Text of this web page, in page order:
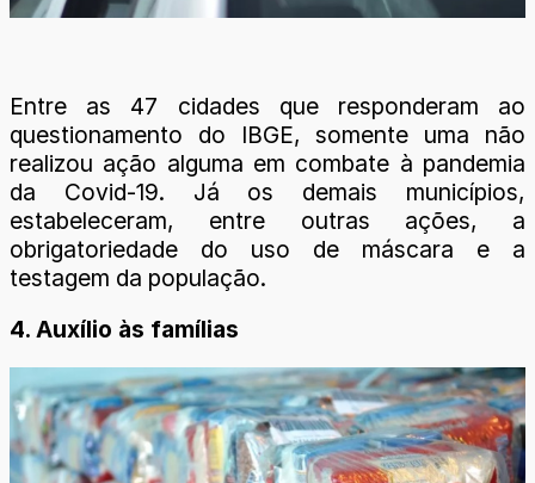
Entre as 47 cidades que responderam ao
questionamento do IBGE, somente uma não
realizou ação alguma em combate à pandemia
da Covid-19. Já os demais municípios,
estabeleceram, entre outras ações, a
obrigatoriedade do uso de máscara e a
testagem da população.
4. Auxílio às famílias